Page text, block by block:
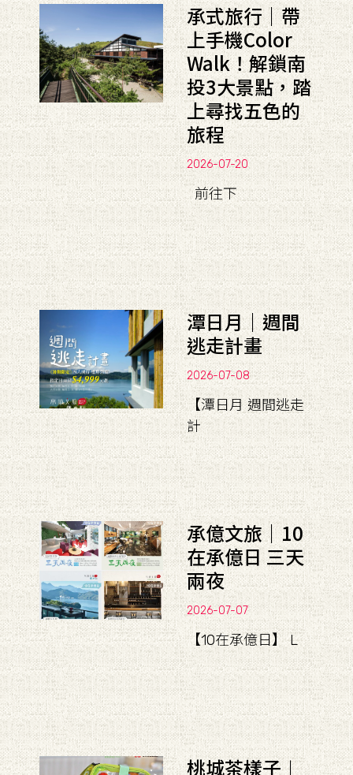
承式旅行｜帶
上手機Color
Walk！解鎖南
投3大景點，踏
上尋找五色的
旅程
2026-07-20
前往下
潭日月｜週間
逃走計畫
2026-07-08
【潭日月 週間逃走
計
承億文旅｜10
在承億日 三天
兩夜
2026-07-07
【10在承億日】 L
桃城茶樣子︱